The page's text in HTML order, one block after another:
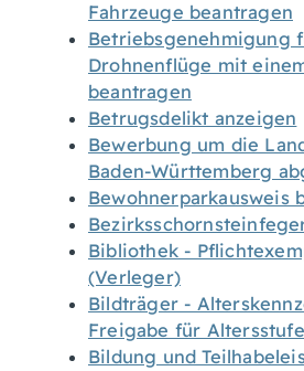
Fahrzeuge beantragen
Betriebsgenehmigung
Drohnenflüge mit
beantragen
Betrugsdelikt anzeigen
Bewerbung um die
Baden-Württemberg
Bewohnerparkausweis
Bibliothek -
(Verleger)
Bildträger -
Freigabe für
Bildung und